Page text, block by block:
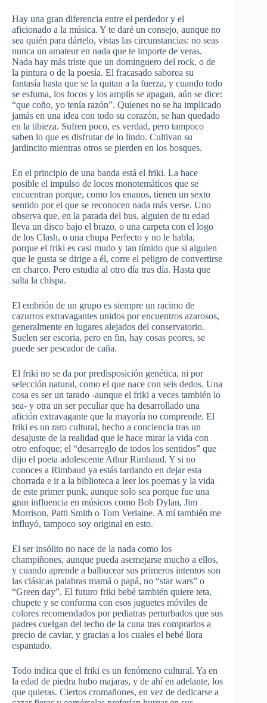
Hay una gran diferencia entre el perdedor y el
aficionado a la música. Y te daré un consejo, aunque no
sea quién para dártelo, vistas las circunstancias: no seas
nunca un amateur en nada que te importe de veras.
Nada hay más triste que un dominguero del rock, o de
la pintura o de la poesía. El fracasado saborea su
fantasía hasta que se la quitan a la fuerza, y cuando todo
se esfuma, los focos y los amplis se apagan, aún se dice:
“que coño, yo tenía razón”. Quienes no se ha implicado
jamás en una idea con todo su corazón, se han quedado
en la tibieza. Sufren poco, es verdad, pero tampoco
saben lo que es disfrutar de lo lindo. Cultivan su
jardincito mientras otros se pierden en los bosques.
En el principio de una banda está el friki. La hace
posible el impulso de locos monotemáticos que se
encuentran porque, como los enanos, tienen un sexto
sentido por el que se reconocen nada más verse. Uno
observa que, en la parada del bus, alguien de tu edad
lleva un disco bajo el brazo, o una carpeta con el logo
de los Clash, o una chupa Perfecto y no le habla,
porque el friki es casi mudo y tan tímido que si alguien
que le gusta se dirige a él, corre el peligro de convertirse
en charco. Pero estudia al otro día tras día. Hasta que
salta la chispa.
El embrión de un grupo es siempre un racimo de
cazurros extravagantes unidos por encuentros azarosos,
generalmente en lugares alejados del conservatorio.
Suelen ser escoria, pero en fin, hay cosas peores, se
puede ser pescador de caña.
El friki no se da por predisposición genética, ni por
selección natural, como el que nace con seis dedos. Una
cosa es ser un tarado -aunque el friki a veces también lo
sea- y otra un ser peculiar que ha desarrollado una
afición extravagante que la mayoría no comprende. El
friki es un raro cultural, hecho a conciencia tras un
desajuste de la realidad que le hace mirar la vida con
otro enfoque; el “desarreglo de todos los sentidos” que
dijo el poeta adolescente Athur Rimbaud. Y si no
conoces a Rimbaud ya estás tardando en dejar esta
chorrada e ir a la biblioteca a leer los poemas y la vida
de este primer punk, aunque solo sea porque fue una
gran influencia en músicos como Bob Dylan, Jim
Morrison, Patti Smith o Tom Verlaine. A mí también me
influyó, tampoco soy original en esto.
El ser insólito no nace de la nada como los
champiñones, aunque pueda asemejarse mucho a ellos,
y cuando aprende a balbucear sus primeros intentos son
las clásicas palabras mamá o papá, no “star wars” o
“Green day”. El futuro friki bebé también quiere teta,
chupete y se conforma con esos juguetes móviles de
colores recomendados por pediatras perturbados que sus
padres cuelgan del techo de la cuna tras comprarlos a
precio de caviar, y gracias a los cuales el bebé llora
espantado.
Todo indica que el friki es un fenómeno cultural. Ya en
la edad de piedra hubo majaras, y de ahí en adelante, los
que quieras. Ciertos cromañones, en vez de dedicarse a